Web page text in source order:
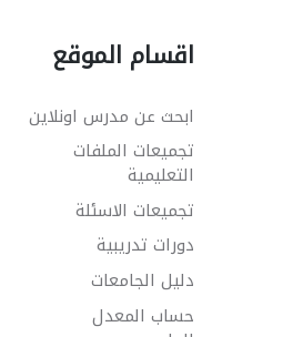
اقسام الموقع
ابحث عن مدرس اونلاين
تجميعات الملفات
التعليمية
تجميعات الاسئلة
دورات تدريبية
دليل الجامعات
حساب المعدل